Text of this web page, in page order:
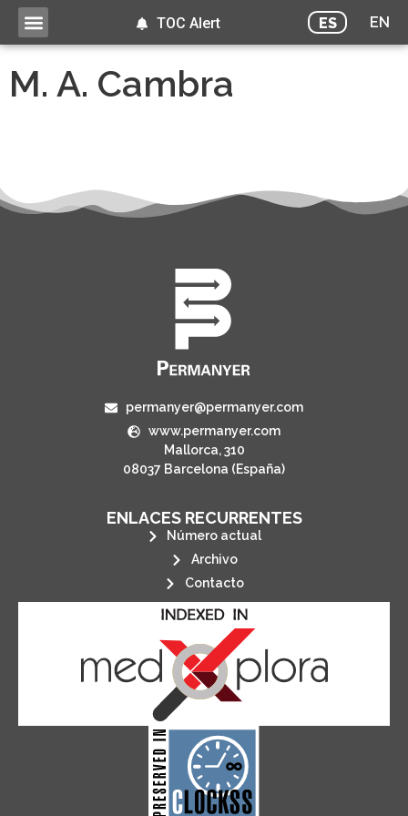
ES EN
TOC Alert
M. A. Cambra
permanyer@permanyer.com
www.permanyer.com
Mallorca, 310
08037 Barcelona (España)
ENLACES RECURRENTES
Número actual
Archivo
Contacto
CLOCKSS is a dak archive that
ensures the long-term survival
of web-based scholary
publications, governed by and for
its stakeholders.